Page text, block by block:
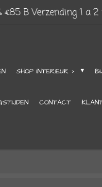
B Verzending 1 a
SHOP INTERIEUR >
CONTACT